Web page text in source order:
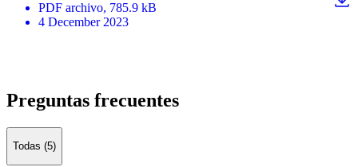
PDF archivo, 785.9 kB
4 December 2023
Preguntas frecuentes
Todas (5)